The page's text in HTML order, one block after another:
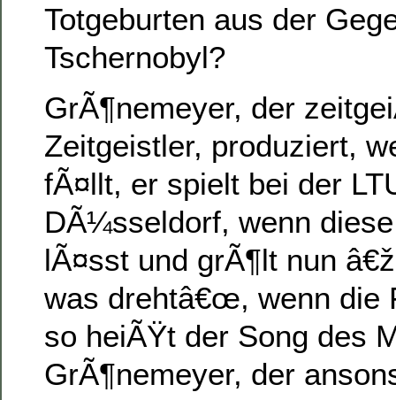
Totgeburten aus der
Tschernobyl?
GrÃ¶nemeyer, der
Zeitgeistler, produziert,
fÃ¤llt, er spielt bei der
DÃ¼sseldorf, wenn
lÃ¤sst und grÃ¶lt nun
was drehtâ€œ, wenn die
so heiÃŸt der Song des
GrÃ¶nemeyer, der